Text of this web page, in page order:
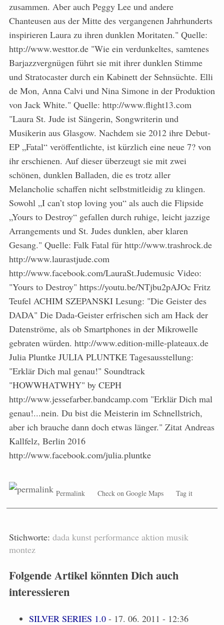
zusammen. Aber auch Peggy Lee und andere
Chanteusen aus der Mitte des vergangenen Jahrhunderts
inspirieren Laura zu ihren dunklen Moritaten." Quelle:
http://www.westtor.de "Wie ein verdunkeltes, samtenes
Barjazzvergnügen führt sie mit ihrer dunklen Stimme
und Stratocaster durch ein Kabinett der Sehnsüchte. Elli
de Mon, Anna Calvi und Nina Simone in der Produktion
von Jack White." Quelle: http://www.flight13.com
"Laura St. Jude ist Sängerin, Songwriterin und
Musikerin aus Glasgow. Nachdem sie 2012 ihre Debut-
EP „Fatal“ veröffentlichte, ist kürzlich eine neue 7? von
ihr erschienen. Auf dieser überzeugt sie mit zwei
schönen, dunklen Balladen, die es trotz aller
Melancholie schaffen nicht selbstmitleidig zu klingen.
Sowohl „I can’t stop loving you“ als auch die Flipside
„Yours to Destroy“ gefallen durch ruhige, leicht jazzige
Arrangements und St. Judes dunklen, aber klaren
Gesang." Quelle: Falk Fatal für http://www.trashrock.de
http://www.laurastjude.com
http://www.facebook.com/LauraSt.Judemusic Video:
"Yours to Destroy" https://youtu.be/NTjbu2pAJOc Fritz
Teufel ACHIM SZEPANSKI Lesung: "Die Geister des
DADA" Die Dada-Geister erfrischen sich am Hack der
Datenströme, als ob Smartphones in der Mikrowelle
gebraten würden. http://www.edition-mille-plateaux.de
Julia Pluntke JULIA PLUNTKE Tagesausstellung:
"Erklär Dich mal genau!" Soundtrack
"HOWWHATWHY" by CEPH
http://www.jessefarber.bandcamp.com "Erklär Dich mal
genau!...nein. Du bist die Meisterin im Schnellstrich,
aber ich brauche dann doch etwas länger." Zitat Andreas
Kallfelz, Berlin 2016
http://www.facebook.com/julia.pluntke
Permalink Check on Google Maps Tag it
Stichworte: dada kunst performance aktion musik
montez
Folgende Artikel könnten Dich auch
interessieren
SILVER SERIES 1.0 - 17. 06. 2011 - 12:36